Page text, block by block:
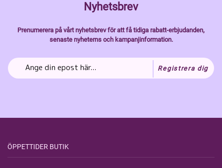
Nyhetsbrev
Prenumerera på vårt nyhetsbrev för att få tidiga rabatt-erbjudanden,
senaste nyheterns och kampanjinformation.
Registrera dig
ÖPPETTIDER BUTIK